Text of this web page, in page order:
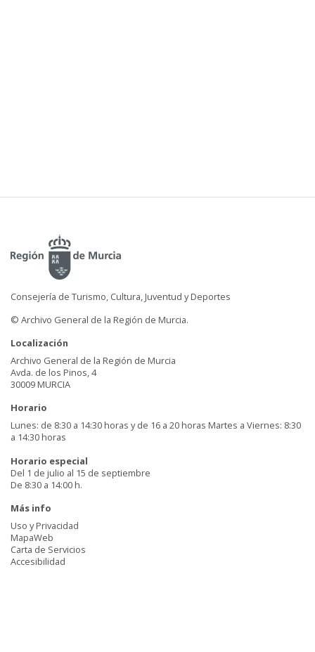
Consejería de Turismo, Cultura, Juventud y Deportes
© Archivo General de la Región de Murcia.
Localización
Archivo General de la Región de Murcia
Avda. de los Pinos, 4
30009 MURCIA
Horario
Lunes: de 8:30 a 14:30 horas y de 16 a 20 horas Martes a Viernes: 8:30
a 14:30 horas
Horario especial
Del 1 de julio al 15 de septiembre
De 8:30 a 14:00 h.
Más info
Uso y Privacidad
MapaWeb
Carta de Servicios
Accesibilidad